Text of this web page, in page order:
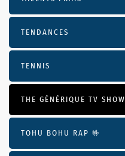
TENDANCES
TENNIS
THE GÉNÉRIQUE TV SHOW
TOHU BOHU RAP 🤟